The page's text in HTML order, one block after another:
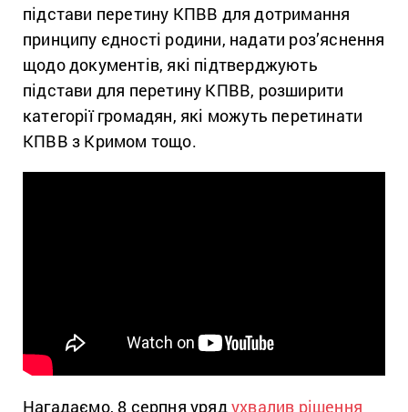
підстави перетину КПВВ для дотримання
принципу єдності родини, надати роз’яснення
щодо документів, які підтверджують
підстави для перетину КПВВ, розширити
категорії громадян, які можуть перетинати
КПВВ з Кримом тощо.
Нагадаємо, 8 серпня урядухвалив рішення